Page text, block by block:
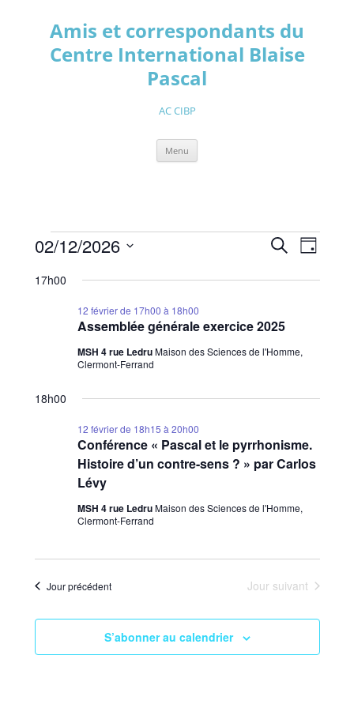
contenuAmis et correspondants du
Centre International Blaise
Pascal
AC CIBP
Menu
Évènements
for
2026
Recherche
et
vues
Recherche
de
Jour
02/12/2026
une
date.
17h00
Assemblée générale exercice 2025
12 février de 17h00 à 18h00
MSH 4 rue LedruMaison des Sciences de l'Homme,
Clermont-Ferrand
18h00
Conférence « Pascal et le pyrrhonisme.
Histoire d’un contre-sens ? » par Carlos
Lévy
12 février de 18h15 à 20h00
MSH 4 rue LedruMaison des Sciences de l'Homme,
Clermont-Ferrand
Jour précédent Jour suivant
S’abonner au calendrier